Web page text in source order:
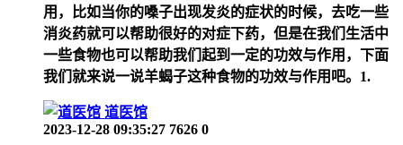
用，比如当你的嗓子出现发炎的症状的时候，去吃一些
消炎药就可以帮助很好的对症下药，但是在我们生活中
一些食物也可以帮助我们起到一定的功效与作用，下面
我们就来说一说羊蝎子这种食物的功效与作用吧。1.
道医馆
2023-12-28 09:35:27 7626 0